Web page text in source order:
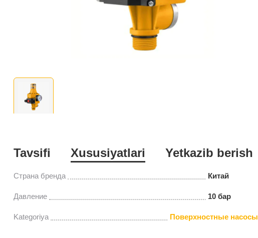
Tavsifi Xususiyatlari Yetkazib berish
Страна бренда Китай
Давление 10 бар
Kategoriya Поверхностные насосы